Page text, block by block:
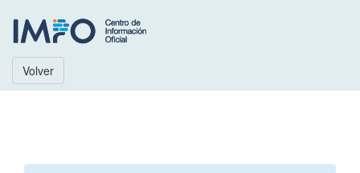
Volver